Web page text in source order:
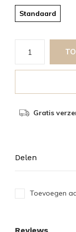
Standaard
Gratis
Delen
Toevoegen